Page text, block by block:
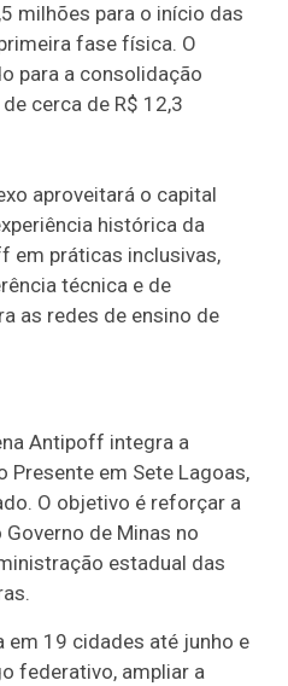
milhões para o início das
fase física. O
para a consolidação
cerca de R$ 12,3
aproveitará o capital
histórica da
em práticas inclusivas,
técnica e de
as redes de ensino de
Antipoff integra a
Presente em Sete Lagoas,
O objetivo é reforçar a
de Minas no
estadual das
em 19 cidades até junho e
federativo, ampliar a